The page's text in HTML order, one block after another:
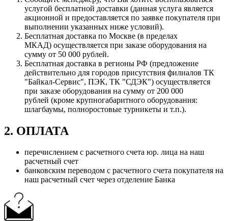
услугой бесплатной доставки (данная услуга является
акционной и предоставляется по заявке покупателя при
выполнении указанных ниже условий).
Бесплатная доставка по Москве (в пределах
МКАД) осуществляется при заказе оборудования на
сумму от 50 000 рублей.
Бесплатная доставка в регионы РФ (предложение
действительно для городов присутствия филиалов ТК
"Байкал-Сервис", ПЭК, ТК "СДЭК") осуществляется
при заказе оборудования на сумму от 200 000
рублей (кроме крупногабаритного оборудования:
шлагбаумы, полноростовые турникеты и т.п.).
2. ОПЛАТА
перечислением с расчетного счета юр. лица на наш
расчетный счет
банковским переводом с расчетного счета покупателя на
наш расчетный счет через отделение Банка